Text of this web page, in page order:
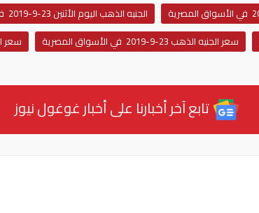
الجنيه الذهب اليوم الأثنين 23-9-2019 في الأسواق المصرية
سعر الجنيه الذهب 23-9-2019 في الأسواق المصرية
سعر
تابع آخر أخبارنا على أخبار غوغول نيوز